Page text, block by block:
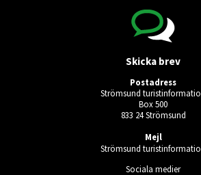
Skicka brev
Postadress
Strömsund
Box 500
833 24 Strömsund
Mejl
Strömsund
Sociala medier